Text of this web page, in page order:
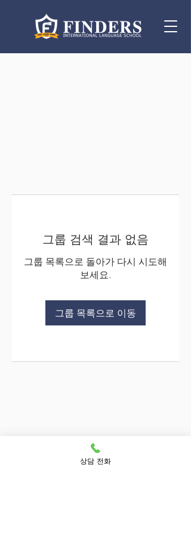
그룹 검색 결과 없음
그룹 목록으로 돌아가 다시 시도해
보세요.
그룹 목록으로 이동
상담 전화